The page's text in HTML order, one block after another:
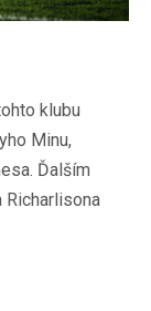
klubu
Minu,
Ďalším
Richarlisona